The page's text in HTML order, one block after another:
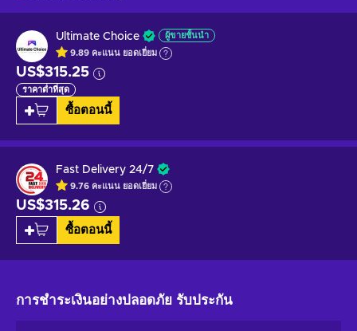
Ultimate Choice ผู้ขายชั้นนำ
9.89 คะแนน ยอดเยี่ยม
US$315.25
ราคาต่ำที่สุด
ซื้อตอนนี้
Fast Delivery 24/7
9.76 คะแนน ยอดเยี่ยม
US$315.26
ซื้อตอนนี้
การชำระเงินอย่างปลอดภัย รับประกัน